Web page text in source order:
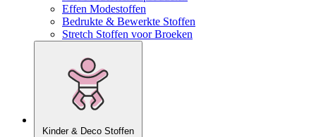
Effen Modestoffen
Bedrukte & Bewerkte Stoffen
Stretch Stoffen voor Broeken
Kinder & Deco Stoffen